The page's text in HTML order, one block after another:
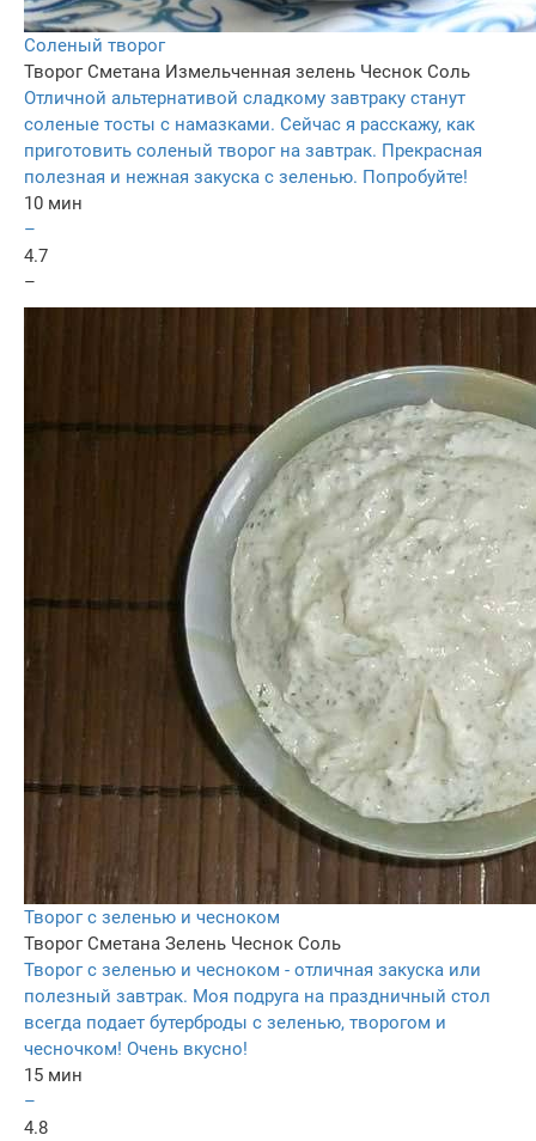
Соленый творог
Творог Сметана Измельченная зелень Чеснок Соль
Отличной альтернативой сладкому завтраку станут
соленые тосты с намазками. Сейчас я расскажу, как
приготовить соленый творог на завтрак. Прекрасная
полезная и нежная закуска с зеленью. Попробуйте!
10 мин
–
4.7
–
Творог с зеленью и чесноком
Творог Сметана Зелень Чеснок Соль
Творог с зеленью и чесноком - отличная закуска или
полезный завтрак. Моя подруга на праздничный стол
всегда подает бутерброды с зеленью, творогом и
чесночком! Очень вкусно!
15 мин
–
4.8